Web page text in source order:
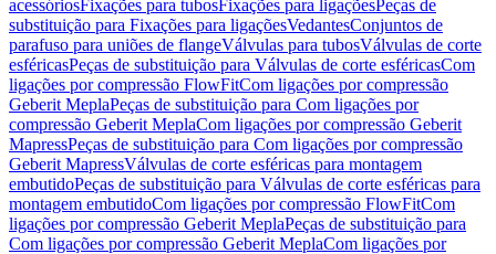
acessóriosFixações para tubosFixações para ligaçõesPeças de
substituição para Fixações para ligaçõesVedantesConjuntos de
parafuso para uniões de flangeVálvulas para tubosVálvulas de corte
esféricasPeças de substituição para Válvulas de corte esféricasCom
ligações por compressão FlowFitCom ligações por compressão
Geberit MeplaPeças de substituição para Com ligações por
compressão Geberit MeplaCom ligações por compressão Geberit
MapressPeças de substituição para Com ligações por compressão
Geberit MapressVálvulas de corte esféricas para montagem
embutidoPeças de substituição para Válvulas de corte esféricas para
montagem embutidoCom ligações por compressão FlowFitCom
ligações por compressão Geberit MeplaPeças de substituição para
Com ligações por compressão Geberit MeplaCom ligações por